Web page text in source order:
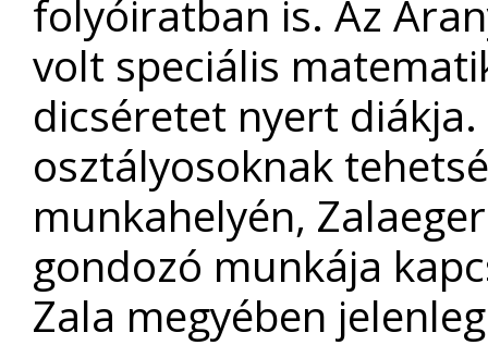
folyóiratban is. Az
volt speciális
dicséretet nyert
osztályosoknak
munkahelyén,
gondozó munkája
Zala megyében